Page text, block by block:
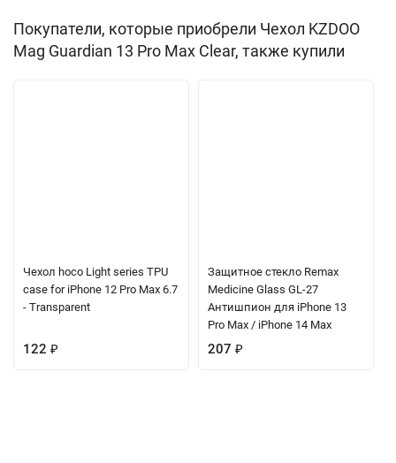
Покупатели, которые приобрели Чехол KZDOO
Mag Guardian 13 Pro Max Clear, также купили
Чехол hoco Light series TPU
case for iPhone 12 Pro Max 6.7
- Transparent
122 ₽
Защитное стекло Remax
Medicine Glass GL-27
Антишпион для iPhone 13
Pro Max / iPhone 14 Max
207 ₽